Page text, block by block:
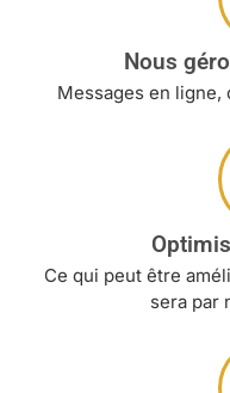
Nous
Messages en ligne,
Ce qui peut être
sera par